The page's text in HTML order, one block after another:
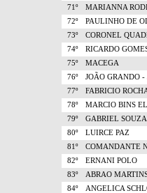
71º
MARIANNA
72º
PAULINHO DE
73º
CORONEL
74º
RICARDO
75º
MACEGA
76º
JOÃO GRANDO -
77º
FABRICIO
78º
MARCIO BINS
79º
GABRIEL SOUZA
80º
LUIRCE PAZ
81º
COMANDANTE
82º
ERNANI POLO
83º
ABRAO
84º
ANGELICA